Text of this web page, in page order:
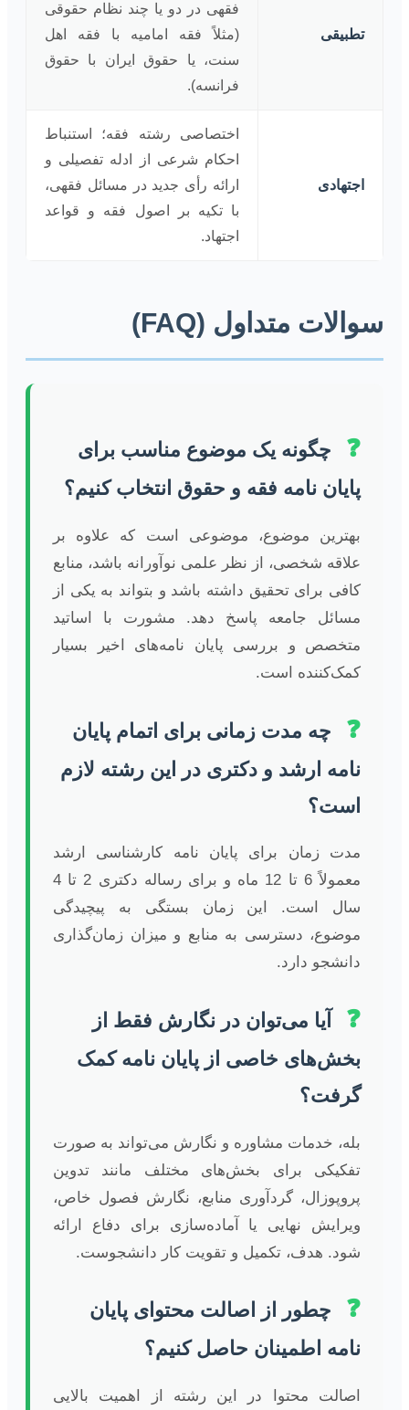
تطبیقی
فقهی در دو یا چند نظام حقوقی
(مثلاً فقه امامیه با فقه اهل
سنت، یا حقوق ایران با حقوق
فرانسه).
اجتهادی
اختصاصی رشته فقه؛ استنباط
احکام شرعی از ادله تفصیلی و
ارائه رأی جدید در مسائل فقهی،
با تکیه بر اصول فقه و قواعد
اجتهاد.
سوالات متداول (FAQ)
❓
چگونه یک موضوع مناسب برای
پایان نامه فقه و حقوق انتخاب کنیم؟
بهترین موضوع، موضوعی است که علاوه بر
علاقه شخصی، از نظر علمی نوآورانه باشد، منابع
کافی برای تحقیق داشته باشد و بتواند به یکی از
مسائل جامعه پاسخ دهد. مشورت با اساتید
متخصص و بررسی پایان نامه‌های اخیر بسیار
کمک‌کننده است.
❓
چه مدت زمانی برای اتمام پایان
نامه ارشد و دکتری در این رشته لازم
است؟
مدت زمان برای پایان نامه کارشناسی ارشد
معمولاً 6 تا 12 ماه و برای رساله دکتری 2 تا 4
سال است. این زمان بستگی به پیچیدگی
موضوع، دسترسی به منابع و میزان زمان‌گذاری
دانشجو دارد.
❓
آیا می‌توان در نگارش فقط از
بخش‌های خاصی از پایان نامه کمک
گرفت؟
بله، خدمات مشاوره و نگارش می‌تواند به صورت
تفکیکی برای بخش‌های مختلف مانند تدوین
پروپوزال، گردآوری منابع، نگارش فصول خاص،
ویرایش نهایی یا آماده‌سازی برای دفاع ارائه
شود. هدف، تکمیل و تقویت کار دانشجوست.
❓
چطور از اصالت محتوای پایان
نامه اطمینان حاصل کنیم؟
اصالت محتوا در این رشته از اهمیت بالایی